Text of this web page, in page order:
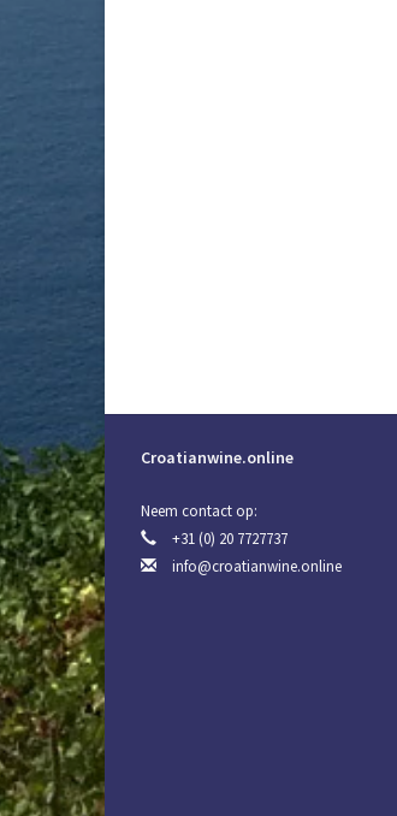
Croatianwine.online
Neem contact op:
+31 (0) 20 7727737
info@croatianwine.online